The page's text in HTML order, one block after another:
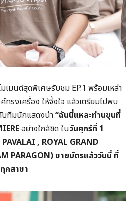
มเมนต์สุดพิเศษรับชม EP.1 พร้อมเหล่า
รงเครื่อง ให้จึ้งใจ แล้วเตรียมไปพบ
บทีมนักแสดงนำ“ฉันนี่แหละท่านขุนที่
อย่างใกล้ชิด ในวันศุกร์ที่ 1
, ROYAL GRAND
PARAGON)ขายบัตรแล้ววันนี้ ที่
ทุกสาขา